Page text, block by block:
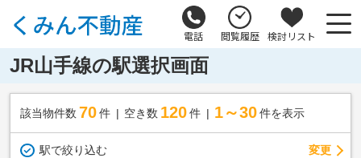
電話 閲覧履歴 検討リスト
JR山手線の駅選択画面
該当物件数 70件 空き数 120 件 1～30 件を表示
駅で絞り込む 変更